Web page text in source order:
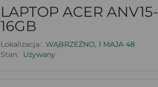
LAPTOP ACER
16GB
Lokalizacja: WĄBRZEŹNO, 1 MAJA 48
Stan:
Używany